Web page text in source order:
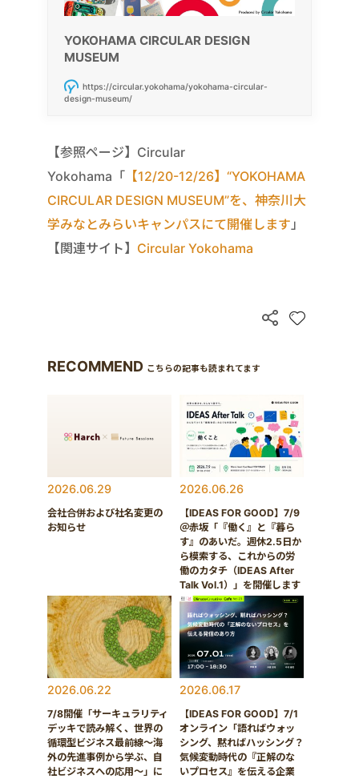
YOKOHAMA CIRCULAR DESIGN
MUSEUM
https://circular.yokohama/yokohama-circular-
design-museum/
【参照ページ】Circular
Yokohama「 【12/20-12/26】“YOKOHAMA
CIRCULAR DESIGN MUSEUM”を、神奈川大
学みなとみらいキャンパスにて開催します 」
【関連サイト】 Circular Yokohama
RECOMMEND こちらの記事も読まれてます
2026.06.29
会社合併および社名変更の
お知らせ
2026.06.26
【IDEAS FOR GOOD】7/9
＠赤坂「『働く』と『暮ら
す』のあいだ。週休2.5日か
ら模索する、これからの労
働のカタチ（IDEAS After
Talk Vol.1）」を開催します
2026.06.22
7/8開催「サーキュラリティ
デッキで読み解く、世界の
循環型ビジネス最前線〜海
外の先進事例から学ぶ、自
社ビジネスへの応用〜」に
2026.06.17
【IDEAS FOR GOOD】7/1
オンライン「語ればウォッ
シング、黙ればハッシング？
気候変動時代の『正解のな
いプロセス』を伝える企業